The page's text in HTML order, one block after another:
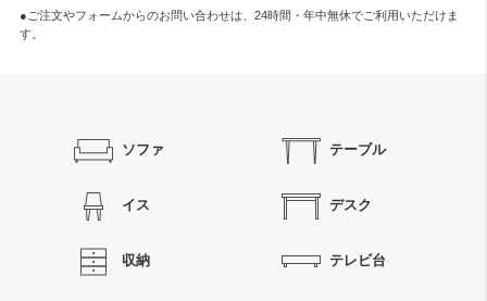
●ご注文やフォームからのお問い合わせは、 24時間・年中無休でご利用いただけま
す。
ソファ テーブル
イス デスク
収納 テレビ台